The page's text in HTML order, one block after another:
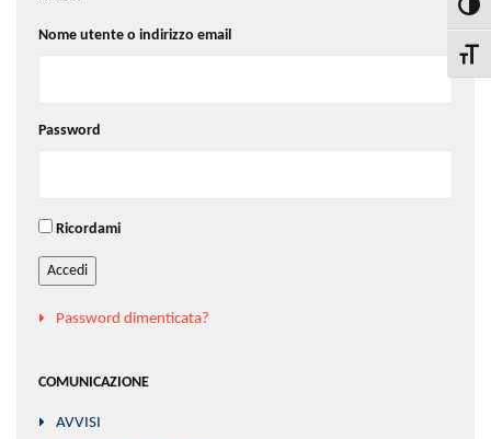
Nome utente o indirizzo email
Password
Ricordami
Accedi
Password dimenticata?
COMUNICAZIONE
AVVISI